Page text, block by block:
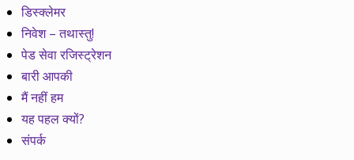
डिस्क्लेमर
निवेश – तथास्तु!
पेड सेवा रजिस्ट्रेशन
बारी आपकी
मैं नहीं हम
यह पहल क्यों?
संपर्क